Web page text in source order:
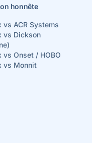
honnête
vs ACR Systems
vs Dickson
vs Onset / HOBO
vs Monnit